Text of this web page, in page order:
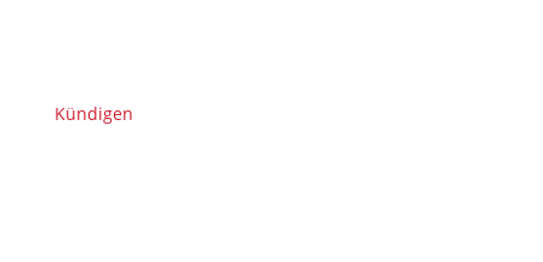
Kündigen